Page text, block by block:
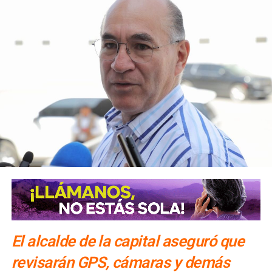
personas tras ataque afuera de Club La Bamba
ARTÍCULOS RELACIONADOS: EDUCACIÓN SEXUAL
SEMANA NACIONAL DE SALUD
SOLEDAD DE GRACIANO SÁNCHEZ
Contraloría del Estado bloquea desde marzo
licitación de El Saucito
Confirma Fiscalía fallecimiento de dos personas tras
ataque afuera de Club La Bamba
El alcalde de la capital aseguró que
revisarán GPS, cámaras y demás